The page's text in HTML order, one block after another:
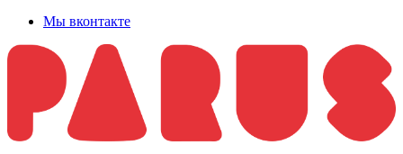
Мы вконтакте